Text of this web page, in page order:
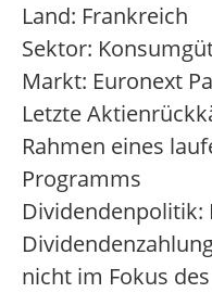
Land: Frankreich
Sektor:
Markt: Euronext
Letzte
Rahmen eines
Programms
Dividendenpolitik:
nicht im Fokus